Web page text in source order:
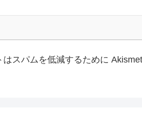
はスパムを低減するために